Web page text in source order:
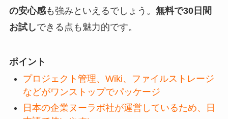
の安心感も強みといえるでしょう。 無料で30日間
お試しできる点も魅力的です。
ポイント
プロジェクト管理、Wiki、ファイルストレージ
などがワンストップでパッケージ
日本の企業ヌーラボ社が運営しているため、日